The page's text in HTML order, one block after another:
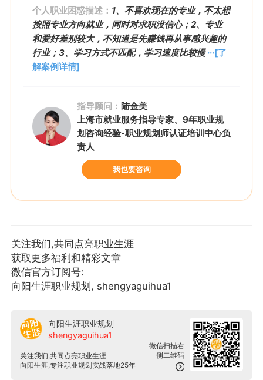
个人职业困惑描述： 1、不喜欢现在的专业，不太想
按照专业方向就业，同时对求职没信心；2、专业
和爱好差别较大，不知道是先赚钱再从事感兴趣的
行业；3、学习方式不匹配，学习速度比较慢 ···[了
解案例详情]
指导顾问： 陆金美
上海市就业服务指导专家、9年职业规
划咨询经验-职业规划师认证培训中心负
责人
我也要咨询
关注我们,共同点亮职业生涯
获取更多福利和精彩文章
微信官方订阅号:
向阳生涯职业规划, shengyaguihua1
微信扫描右
侧二维码
向阳生涯职业规划
shengyaguihua1
关注我们,共同点亮职业生涯
向阳生涯,专注职业规划实战落地25年